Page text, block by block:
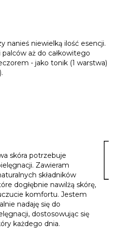
nanieś niewielką ilość esencji.
aż do całkowitego
- jako tonik (1 warstwa)
skóra potrzebuje
Zawieram
składników
dogłębnie nawilżą skórę,
komfortu. Jestem
nadaję się do
dostosowując się
każdego dnia.